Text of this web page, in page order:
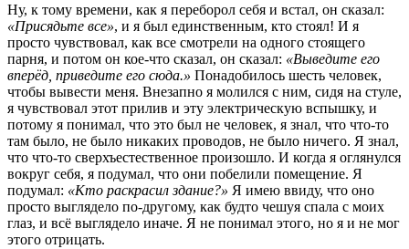
Ну, к тому времени, как я переборол себя и встал, он сказал:
«Присядьте все», и я был единственным, кто стоял! И я
просто чувствовал, как все смотрели на одного стоящего
парня, и потом он кое-что сказал, он сказал: «Выведите его
вперёд, приведите его сюда.» Понадобилось шесть человек,
чтобы вывести меня. Внезапно я молился с ним, сидя на стуле,
я чувствовал этот прилив и эту электрическую вспышку, и
потому я понимал, что это был не человек, я знал, что что-то
там было, не было никаких проводов, не было ничего. Я знал,
что что-то сверхъестественное произошло. И когда я оглянулся
вокруг себя, я подумал, что они побелили помещение. Я
подумал: «Кто раскрасил здание?» Я имею ввиду, что оно
просто выглядело по-другому, как будто чешуя спала с моих
глаз, и всё выглядело иначе. Я не понимал этого, но я и не мог
этого отрицать.